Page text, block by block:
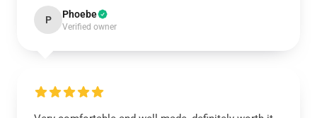
P Phoebe
Verified owner